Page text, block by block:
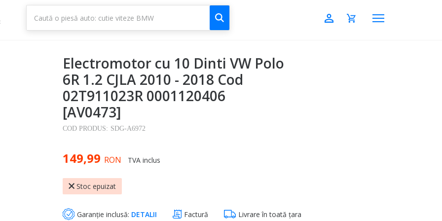
CAUTĂ
Electromotor cu 10 Dinti VW Polo
6R 1.2 CJLA 2010 - 2018 Cod
02T911023R 0001120406
[AV0473]
COD PRODUS: SDG-A6972
149,99 RON TVA inclus
Stoc epuizat
Garanție inclusă: DETALII Factură Livrare în toată țara